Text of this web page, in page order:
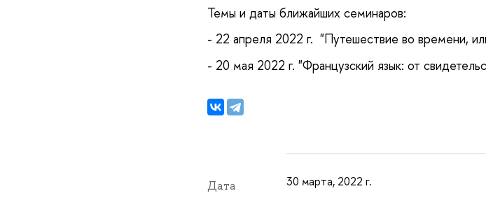
Темы и даты ближайших семинаров:
- 22 апреля 2022 г. "Путешествие во времени,
- 20 мая 2022 г. "Французский язык: от
Дата 30 марта, 2022 г.